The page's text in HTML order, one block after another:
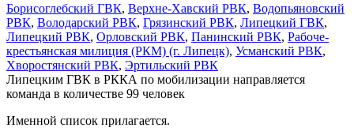
Борисоглебский ГВК, Верхне-Хавский РВК, Водопьяновский
РВК, Володарский РВК, Грязинский РВК, Липецкий ГВК,
Липецкий РВК, Орловский РВК, Панинский РВК, Рабоче-
крестьянская милиция (РКМ) (г. Липецк), Усманский РВК,
Хворостянский РВК, Эртильский РВК
Липецким ГВК в РККА по мобилизации направляется
команда в количестве 99 человек
Именной список прилагается.